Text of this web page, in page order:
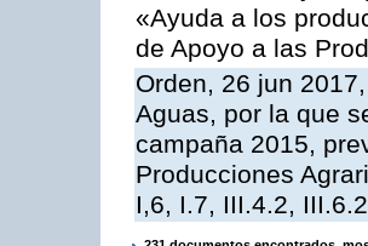
«Ayuda a los
de Apoyo a las
Orden, 26 jun
Aguas, por la que
campaña 2015,
Producciones
I,6, I.7, III.4.2,